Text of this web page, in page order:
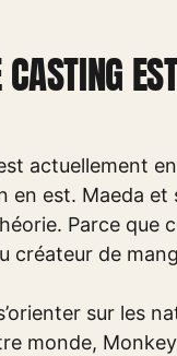
actuellement
est. Maeda et
Parce que
créateur de
sur les
monde,